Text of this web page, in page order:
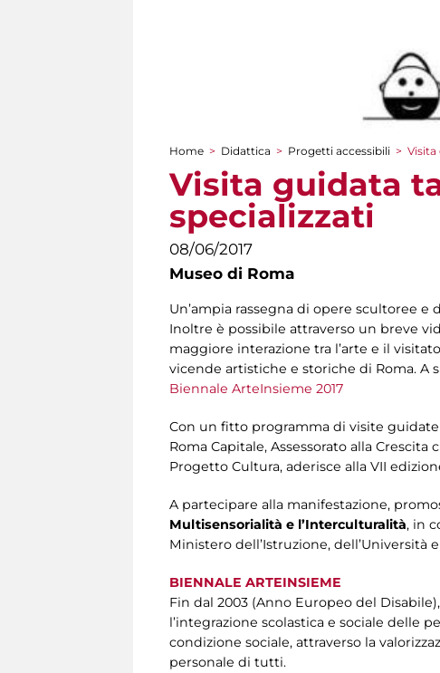
Tu sei qui
Home > Didattica > Progetti accessibili > Visita
Visita guidata
specializzati
08/06/2017
Museo di Roma
Un’ampia rassegna di opere scultoree
Inoltre è possibile attraverso un breve
maggiore interazione tra l’arte e il
vicende artistiche e storiche di Roma.
Biennale ArteInsieme 2017
Con un fitto programma di visite guidate
Roma Capitale, Assessorato alla
Progetto Cultura, aderisce alla VII
A partecipare alla manifestazione,
Multisensorialità e l’Interculturalità, in
Ministero dell’Istruzione, dell’Università
BIENNALE ARTEINSIEME
Fin dal 2003 (Anno Europeo del
l’integrazione scolastica e sociale delle
condizione sociale, attraverso la
personale di tutti.